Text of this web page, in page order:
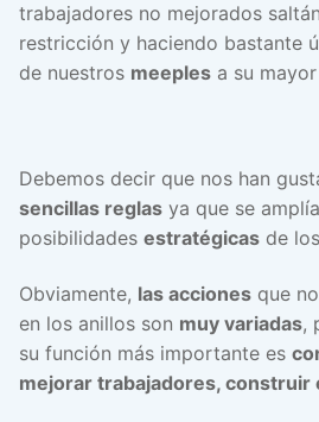
trabajadores no mejorados
restricción y haciendo bastante
de nuestros meeples a su mayor
Debemos decir que nos han
sencillas reglas ya que se
posibilidades estratégicas de
Obviamente, las acciones que
en los anillos son muy variadas,
su función más importante es
mejorar trabajadores, construir